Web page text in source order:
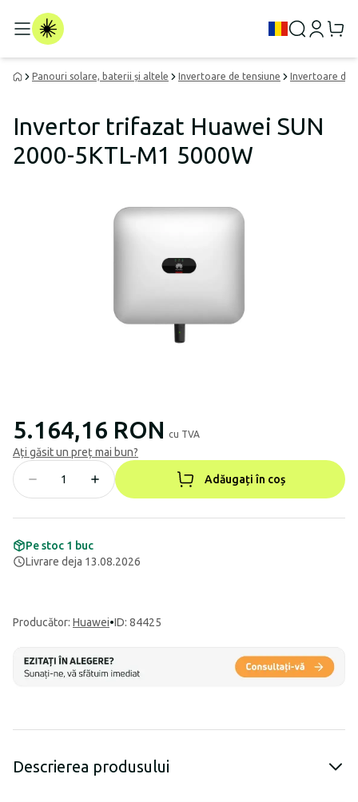
Panouri solare, baterii și altele Invertoare de tensiune Invertoare de
Invertor trifazat Huawei SUN
2000-5KTL-M1 5000W
5.164,16 RON cu TVA
Ați găsit un preț mai bun?
Adăugați în coș
Pe stoc 1 buc
Livrare deja 13.08.2026
Producător: Huawei•ID: 84425
Descrierea produsului